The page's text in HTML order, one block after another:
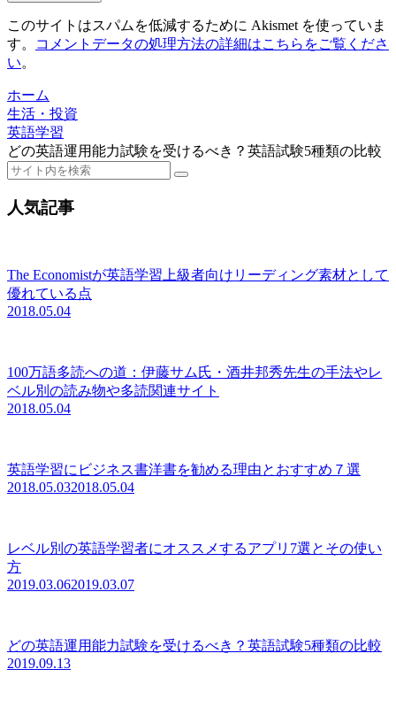
このサイトはスパムを低減するために Akismet を使っていま
す。
コメントデータの処理方法の詳細はこちらをご覧くださ
い。
ホーム
生活・投資
英語学習
どの英語運用能力試験を受けるべき？英語試験5種類の比較
人気記事
The Economistが英語学習上級者向けリーディング素材として
優れている点
2018.05.04
100万語多読への道：伊藤サム氏・酒井邦秀先生の手法やレ
ベル別の読み物や多読関連サイト
2018.05.04
英語学習にビジネス書洋書を勧める理由とおすすめ７選
2018.05.032018.05.04
レベル別の英語学習者にオススメするアプリ7選とその使い
方
2019.03.062019.03.07
どの英語運用能力試験を受けるべき？英語試験5種類の比較
2019.09.13